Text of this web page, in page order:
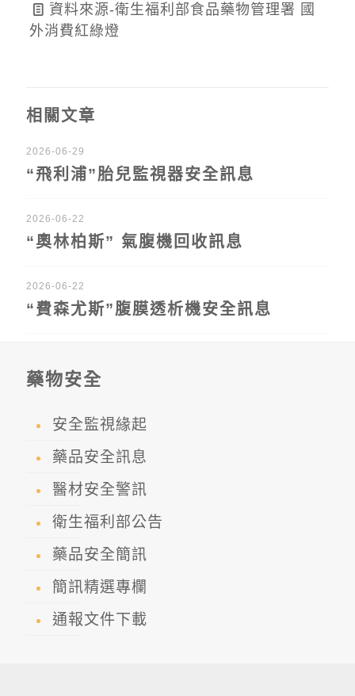
資料來源-衛生福利部食品藥物管理署 國
外消費紅綠燈
相關文章
2026-06-29
“飛利浦”胎兒監視器安全訊息
2026-06-22
“奧林柏斯” 氣腹機回收訊息
2026-06-22
“費森尤斯”腹膜透析機安全訊息
藥物安全
安全監視緣起
藥品安全訊息
醫材安全警訊
衛生福利部公告
藥品安全簡訊
簡訊精選專欄
通報文件下載